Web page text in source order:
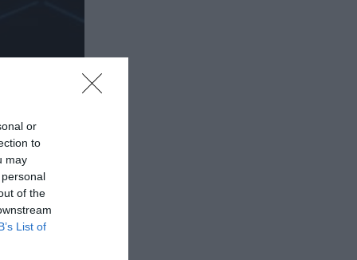
or
to
may
of the
List of